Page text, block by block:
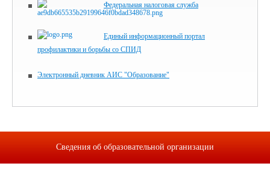
Федеральная налоговая служба
Единый информационный портал
профилактики и борьбы со СПИД
Электронный дневник АИС "Образование"
Сведения об образовательной организации